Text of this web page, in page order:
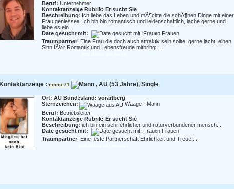
Beruf: Unternehmer
Kontaktanzeige Rubrik: Er sucht Sie
Beschreibung: Ich liebe das Leben und mÃ¶chte die schÃ¶nen Dinge mit einer
Frau geniessen. Ich bin bin romantisch und leidenschaftlich, lache gerne und
liebe es ein...
Date gesucht mit:
Frauen
Traumpartner: Eine Frau die doch auch attraktiv sein sollte, gerne lacht, einen
Sinn fÃ¼r Romantik und Lebensfreude mitbringt....
Kontaktanzeige : emme71 , AU (53 Jahre), Single
Ort: AU Bundesland: vorarlberg
Sternzeichen:
Waage - Mann
Beruf: Betriebsleiter
Kontaktanzeige Rubrik: Er sucht Sie
Beschreibung: ich bin ein sehr ehrlicher und naturverbundener mensch...
Date gesucht mit:
Frauen
Traumpartner: Eine feste Partnerschaft Ehrlichkeit und Treue!...